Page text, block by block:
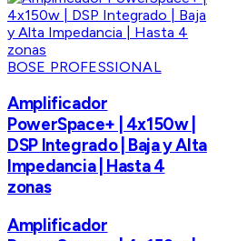
BOSE PROFESSIONAL
Amplificador
PowerSpace+ | 4x150w |
DSP Integrado | Baja y Alta
Impedancia | Hasta 4
zonas
Amplificador